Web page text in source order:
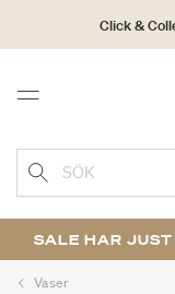
Click &
Menu
SÖK
SALE HAR
Vaser